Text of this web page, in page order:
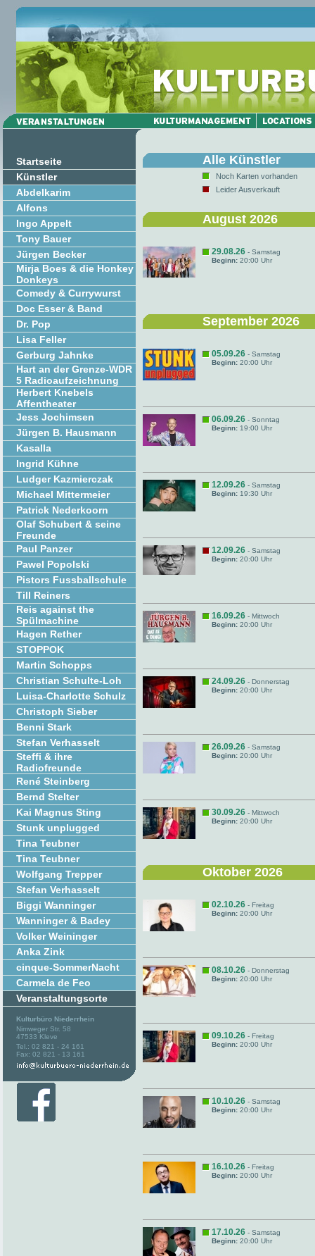
Startseite
Künstler
Abdelkarim
Alfons
Ingo Appelt
Tony Bauer
Jürgen Becker
Mirja Boes & die Honkey
Donkeys
Comedy & Currywurst
Doc Esser & Band
Dr. Pop
Lisa Feller
Gerburg Jahnke
Hart an der Grenze-WDR
5 Radioaufzeichnung
Herbert Knebels
Affentheater
Jess Jochimsen
Jürgen B. Hausmann
Kasalla
Ingrid Kühne
Ludger Kazmierczak
Michael Mittermeier
Patrick Nederkoorn
Olaf Schubert & seine
Freunde
Paul Panzer
Pawel Popolski
Pistors Fussballschule
Till Reiners
Reis against the
Spülmachine
Hagen Rether
STOPPOK
Martin Schopps
Christian Schulte-Loh
Luisa-Charlotte Schulz
Christoph Sieber
Benni Stark
Stefan Verhasselt
Steffi & ihre
Radiofreunde
René Steinberg
Bernd Stelter
Kai Magnus Sting
Stunk unplugged
Tina Teubner
Tina Teubner
Wolfgang Trepper
Stefan Verhasselt
Biggi Wanninger
Wanninger & Badey
Volker Weininger
Anka Zink
cinque-SommerNacht
Carmela de Feo
Veranstaltungsorte
Kulturbüro Niederrhein
Nimweger Str. 58
47533 Kleve
Tel.: 02 821 - 24 161
Fax: 02 821 - 13 161
Alle Künstler
Noch Karten vorhanden
Leider Ausverkauft
August 2026
29.08.26 - Samstag
Beginn: 20:00 Uhr
September 2026
05.09.26 - Samstag
Beginn: 20:00 Uhr
06.09.26 - Sonntag
Beginn: 19:00 Uhr
12.09.26 - Samstag
Beginn: 19:30 Uhr
12.09.26 - Samstag
Beginn: 20:00 Uhr
16.09.26 - Mittwoch
Beginn: 20:00 Uhr
24.09.26 - Donnerstag
Beginn: 20:00 Uhr
26.09.26 - Samstag
Beginn: 20:00 Uhr
30.09.26 - Mittwoch
Beginn: 20:00 Uhr
Oktober 2026
02.10.26 - Freitag
Beginn: 20:00 Uhr
08.10.26 - Donnerstag
Beginn: 20:00 Uhr
09.10.26 - Freitag
Beginn: 20:00 Uhr
10.10.26 - Samstag
Beginn: 20:00 Uhr
16.10.26 - Freitag
Beginn: 20:00 Uhr
17.10.26 - Samstag
Beginn: 20:00 Uhr